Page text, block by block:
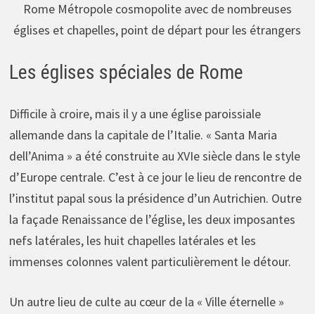
Rome Métropole cosmopolite avec de nombreuses
églises et chapelles, point de départ pour les étrangers
Les églises spéciales de Rome
Difficile à croire, mais il y a une église paroissiale
allemande dans la capitale de l’Italie. « Santa Maria
dell’Anima » a été construite au XVIe siècle dans le style
d’Europe centrale. C’est à ce jour le lieu de rencontre de
l’institut papal sous la présidence d’un Autrichien. Outre
la façade Renaissance de l’église, les deux imposantes
nefs latérales, les huit chapelles latérales et les
immenses colonnes valent particulièrement le détour.
Un autre lieu de culte au cœur de la « Ville éternelle »